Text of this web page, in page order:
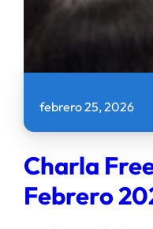
febrero 25, 2026
Charla
Febrero